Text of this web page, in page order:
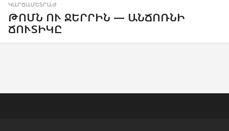
ԿԱՐՃԱՄԵՏՐԱԺ
ԹՈՄՆ ՈՒ ՋԵՐՐԻՆ — ԱՆՃՈՌՆԻ
ՃՈՒՏԻԿԸ